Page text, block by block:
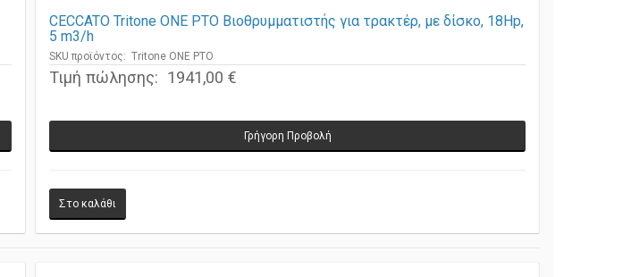
CECCATO Tritone ONE PTO Βιοθρυμματιστής για τρακτέρ, με δίσκο, 18Hp,
5 m3/h
SKU προϊόντος: Tritone ONE PTO
Τιμή πώλησης: 1941,00 €
Γρήγορη Προβολή